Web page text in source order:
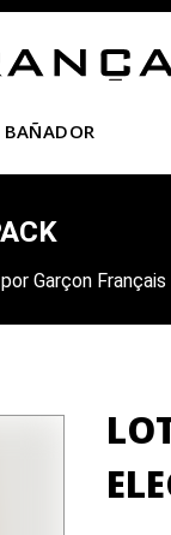
BAÑADOR
Garçon Français